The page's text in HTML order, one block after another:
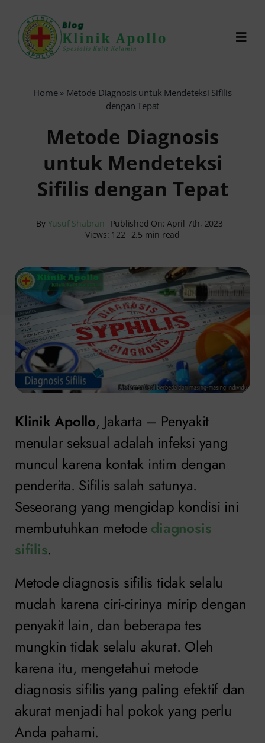
content
Reservasi Online
Search
Home» Metode Diagnosis untuk Mendeteksi Sifilis
dengan Tepat
Metode Diagnosis
untuk Mendeteksi
Sifilis dengan Tepat
By Yusuf Shabran
Published On: April 7th, 2023
Views: 122
2.5 min read
Klinik Apollo, Jakarta – Penyakit
menular seksual adalah infeksi yang
muncul karena kontak intim dengan
penderita. Sifilis salah satunya.
Seseorang yang mengidap kondisi ini
membutuhkan metode diagnosis
sifilis.
Metode diagnosis sifilis tidak selalu
mudah karena ciri-cirinya mirip dengan
penyakit lain, dan beberapa tes
mungkin tidak selalu akurat. Oleh
karena itu, mengetahui metode
diagnosis sifilis yang paling efektif dan
akurat menjadi hal pokok yang perlu
Anda pahami.